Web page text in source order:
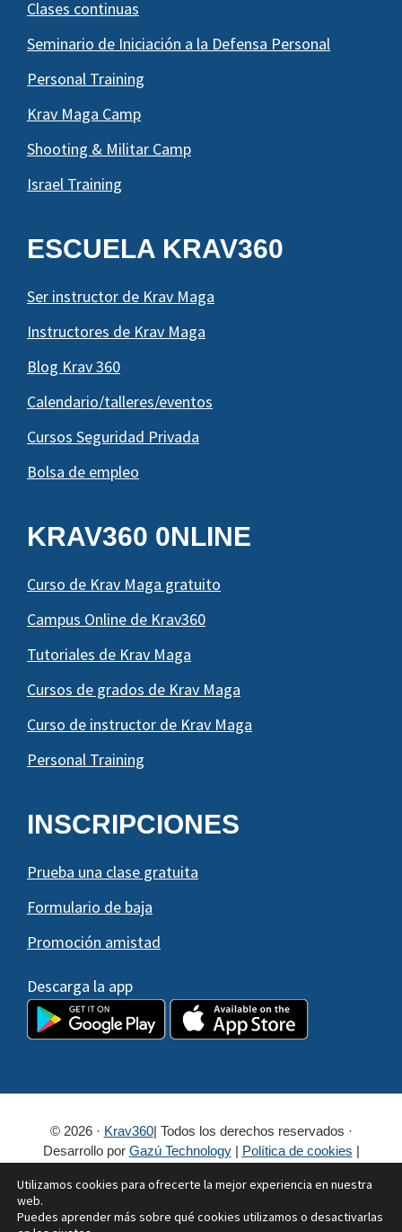
Clases continuas
Seminario de Iniciación a la Defensa Personal
Personal Training
Krav Maga Camp
Shooting & Militar Camp
Israel Training
ESCUELA KRAV360
Ser instructor de Krav Maga
Instructores de Krav Maga
Blog Krav 360
Calendario/talleres/eventos
Cursos Seguridad Privada
Bolsa de empleo
KRAV360 0NLINE
Curso de Krav Maga gratuito
Campus Online de Krav360
Tutoriales de Krav Maga
Cursos de grados de Krav Maga
Curso de instructor de Krav Maga
Personal Training
INSCRIPCIONES
Prueba una clase gratuita
Formulario de baja
Promoción amistad
Descarga la app
© 2026 · Krav360| Todos los derechos reservados ·
Desarrollo por Gazú Technology| Política de cookies |
Seminario de Iniciación a la Defensa Personal
Utilizamos cookies para ofrecerte la mejor experiencia en nuestra
web.
Puedes aprender más sobre qué cookies utilizamos o desactivarlas